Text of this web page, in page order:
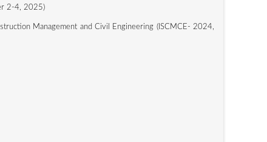
2-4, 2025)
Management and Civil Engineering (ISCMCE- 2024,